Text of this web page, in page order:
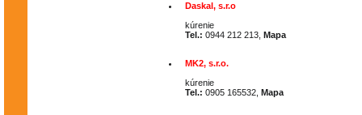
Daskal, s.r.o
kúrenie
Tel.: 0944 212 213, Mapa
MK2, s.r.o.
kúrenie
Tel.: 0905 165532, Mapa